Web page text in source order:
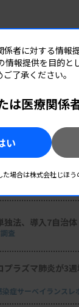
人気の記事
査のパニック値、
独法、導入7自治体
査
プラズマ肺炎が3
染症サーベイランス
係者に対する情報
情報提供を目的と
了承ください。
は医療関係
い
場合は株式会社じほう